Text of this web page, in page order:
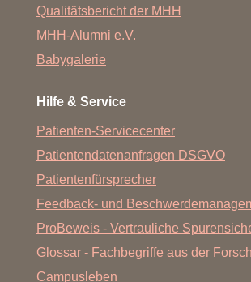
Qualitätsbericht der MHH
MHH-Alumni e.V.
Babygalerie
Hilfe & Service
Patienten-Servicecenter
Patientendatenanfragen DSGVO
Patientenfürsprecher
Feedback- und
ProBeweis - Vertrauliche
Glossar - Fachbegriffe aus der
Campusleben